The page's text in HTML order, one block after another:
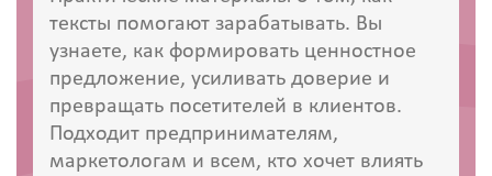
тексты помогают зарабатывать. Вы
узнаете, как формировать ценностное
предложение, усиливать доверие и
превращать посетителей в клиентов.
Подходит предпринимателям,
маркетологам и всем, кто хочет влиять